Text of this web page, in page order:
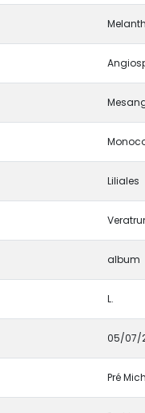
Liliales
album
L.
05/07/
Pré